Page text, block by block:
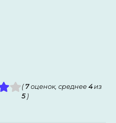
( 7оценок, среднее 4из
5)